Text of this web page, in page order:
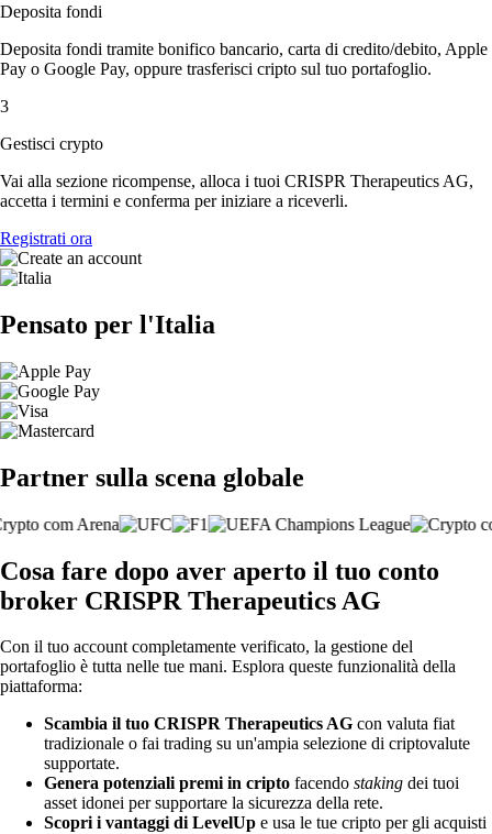
Deposita fondi
Deposita fondi tramite bonifico bancario, carta di credito/debito, Apple
Pay o Google Pay, oppure trasferisci cripto sul tuo portafoglio.
3
Gestisci crypto
Vai alla sezione ricompense, alloca i tuoi CRISPR Therapeutics AG,
accetta i termini e conferma per iniziare a riceverli.
Registrati ora
Pensato per l'Italia
Partner sulla scena globale
Cosa fare dopo aver aperto il tuo conto
broker CRISPR Therapeutics AG
Con il tuo account completamente verificato, la gestione del
portafoglio è tutta nelle tue mani. Esplora queste funzionalità della
piattaforma:
Scambia il tuo CRISPR Therapeutics AG con valuta fiat
tradizionale o fai trading su un'ampia selezione di criptovalute
supportate.
Genera potenziali premi in cripto facendo staking dei tuoi
asset idonei per supportare la sicurezza della rete.
Scopri i vantaggi di LevelUp e usa le tue cripto per gli acquisti